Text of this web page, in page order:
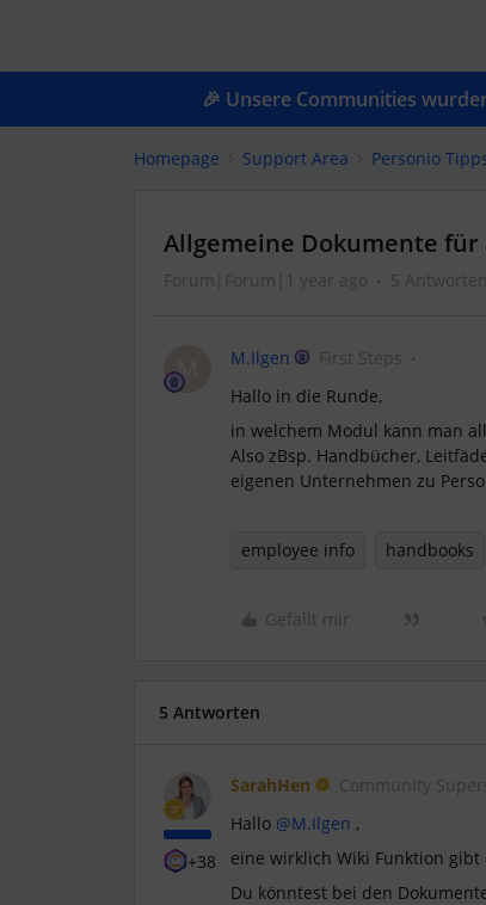
🎉 Unsere Communities
Homepage Support Area Personio
Allgemeine Dokumente
Forum|Forum|1 year ago 5 Antworten
M M.Ilgen
First Steps
Hallo in die Runde,
in welchem Modul kann man
Also zBsp. Handbücher,
eigenen Unternehmen zu
employee info handbooks
Gefällt mir
5 Antworten
+38
SarahHen Community
Hallo ​ @M.Ilgen ,
eine wirklich Wiki Funktion gibt
Du könntest bei den